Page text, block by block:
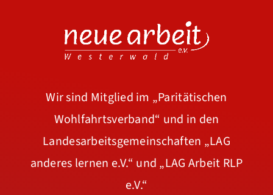
Wir sind Mitglied im „Paritätischen
Wohlfahrtsverband“ und in den
Landesarbeitsgemeinschaften „LAG
anderes lernen e.V.“ und „LAG Arbeit RLP
e.V.“